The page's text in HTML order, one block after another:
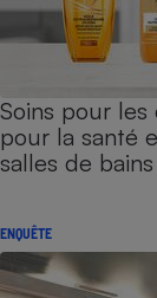
Soins pour
pour la santé
salles de bains
ENQUÊTE